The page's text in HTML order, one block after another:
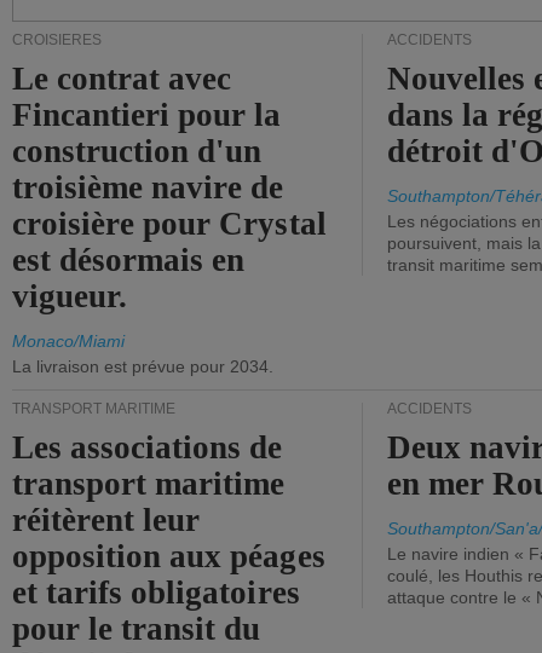
CROISIÈRES
Le contrat avec
Fincantieri pour la
construction d'un
troisième navire de
croisière pour Crystal
est désormais en
vigueur.
Monaco/Miami
La livraison est prévue pour 2034.
ACCIDENTS
Nouvelles
dans la
détroit
Southampton/
Les négociations
poursuivent, mais
transit maritime
TRANSPORT MARITIME
Les associations de
transport maritime
réitèrent leur
opposition aux péages
et tarifs obligatoires
pour le transit du
ACCIDENTS
Deux
en mer
Southampton/
Le navire indien «
coulé, les Houthis
attaque contre le «